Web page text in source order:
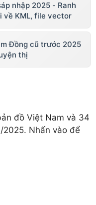
nhập 2025 - Ranh
về KML, file vector
Đồng cũ trước 2025
thị
đồ Việt Nam và 34
2025. Nhấn vào để